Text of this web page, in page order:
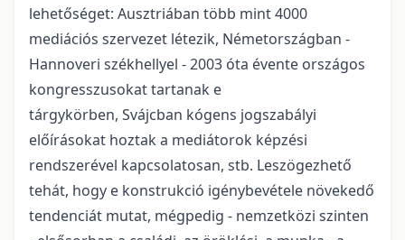
lehetőséget: Ausztriában több mint 4000
mediációs szervezet létezik, Németországban -
Hannoveri székhellyel - 2003 óta évente országos
kongresszusokat tartanak e
tárgykörben, Svájcban kógens jogszabályi
előírásokat hoztak a mediátorok képzési
rendszerével kapcsolatosan, stb. Leszögezhető
tehát, hogy e konstrukció igénybevétele növekedő
tendenciát mutat, mégpedig - nemzetközi szinten